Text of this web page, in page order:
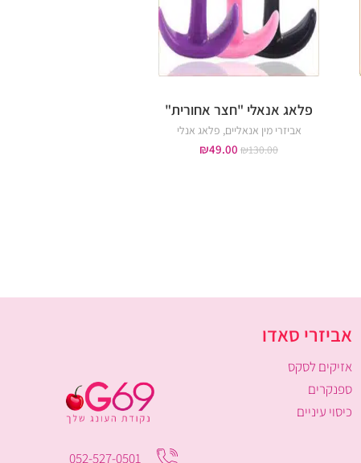
פלאג אנאלי "חצר אחורית"
אביזרי מין אנאליים, פלאג אנלי
₪130.00
₪49.00
אביזרי סאדו
אזיקים לסקס
ספנקרים
כיסוי עיניים
052-527-0501